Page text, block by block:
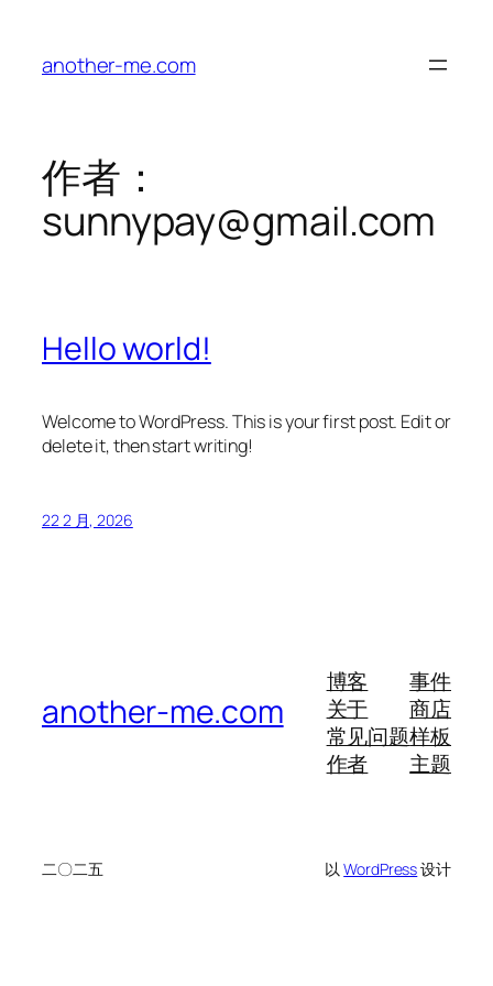
another-me.com
作者：
sunnypay@gmail.com
Hello world!
Welcome to WordPress. This is your first post. Edit or
delete it, then start writing!
22 2 月, 2026
another-me.com
博客
关于
常见问题
作者
事件
商店
样板
主题
二〇二五 以WordPress设计